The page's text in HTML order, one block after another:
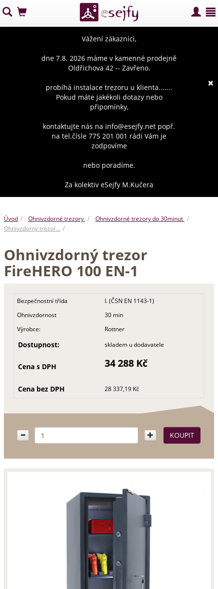
×
Vážení zákazníci,
dne 7.8. 2026 máme v kamenné prodejně
Oldřichova 42 -- Zavřeno.
probíhá instalace trezoru u klienta.......
Pokud máte jakékoli dotazy nebo
připomínky,
kontaktujte nás na info@esejfy.net popř.
na tel.čísle 775 201 001 rádi Vám je
zodpovíme
nebo poradíme.
Za kolektiv eSejfy M.Kučera
Úvod Ohnivzdorné trezory
Ohnivzdorné trezory do 30minut
Ohnivzdorný trezor…
Ohnivzdorný trezor
FireHERO 100 EN-1
Bezpečnostní třída
I. (ČSN EN 1143-1)
Ohnivzdornost
30 min
Výrobce:
Rottner
Dostupnost: skladem u dodavatele
Cena s DPH 34 288 Kč
Cena bez DPH 28 337,19 Kč